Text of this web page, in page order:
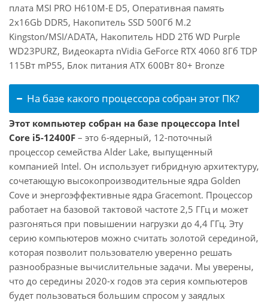
плата MSI PRO H610M-E D5, Оперативная память
2x16Gb DDR5, Накопитель SSD 500Гб M.2
Kingston/MSI/ADATA, Накопитель HDD 2Тб WD Purple
WD23PURZ, Видеокарта nVidia GeForce RTX 4060 8Гб TDP
115Вт mP55, Блок питания ATX 600Вт 80+ Bronze
На базе какого процессора собран этот ПК?
Этот компьютер собран на базе процессора Intel
Core i5-12400F – это 6-ядерный, 12-поточный
процессор семейства Alder Lake, выпущенный
компанией Intel. Он использует гибридную архитектуру,
сочетающую высокопроизводительные ядра Golden
Cove и энергоэффективные ядра Gracemont. Процессор
работает на базовой тактовой частоте 2,5 ГГц и может
разгоняться при повышении нагрузки до 4,4 ГГц. Эту
серию компьютеров можно считать золотой серединой,
которая позволит пользователю уверенно решать
разнообразные вычислительные задачи. Мы уверены,
что до середины 2020-х годов эта серия компьютеров
будет пользоваться большим спросом у заядлых